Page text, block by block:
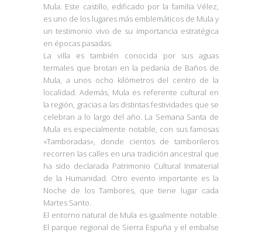
Mula. Este castillo, edificado por la familia Vélez,
es uno de los lugares más emblemáticos de Mula y
un testimonio vivo de su importancia estratégica
en épocas pasadas.
La villa es también conocida por sus aguas
termales que brotan en la pedanía de Baños de
Mula, a unos ocho kilómetros del centro de la
localidad. Además, Mula es referente cultural en
la región, gracias a las distintas festividades que se
celebran a lo largo del año. La Semana Santa de
Mula es especialmente notable, con sus famosas
«Tamboradas», donde cientos de tamborileros
recorren las calles en una tradición ancestral que
ha sido declarada Patrimonio Cultural Inmaterial
de la Humanidad. Otro evento importante es la
Noche de los Tambores, que tiene lugar cada
Martes Santo.
El entorno natural de Mula es igualmente notable.
El parque regional de Sierra Espuña y el embalse